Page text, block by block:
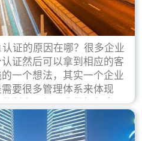
证的原因在哪？很多企业
证然后可以拿到相应的客
一个想法，其实一个企业
要很多管理体系来体现
创立，但是我们如何去证
保证了？这就是ISO9001
键锋小编就来细说下企业